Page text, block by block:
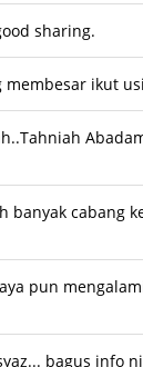
sharing.
membesar ikut
banyak cabang
pun
bagus info ni